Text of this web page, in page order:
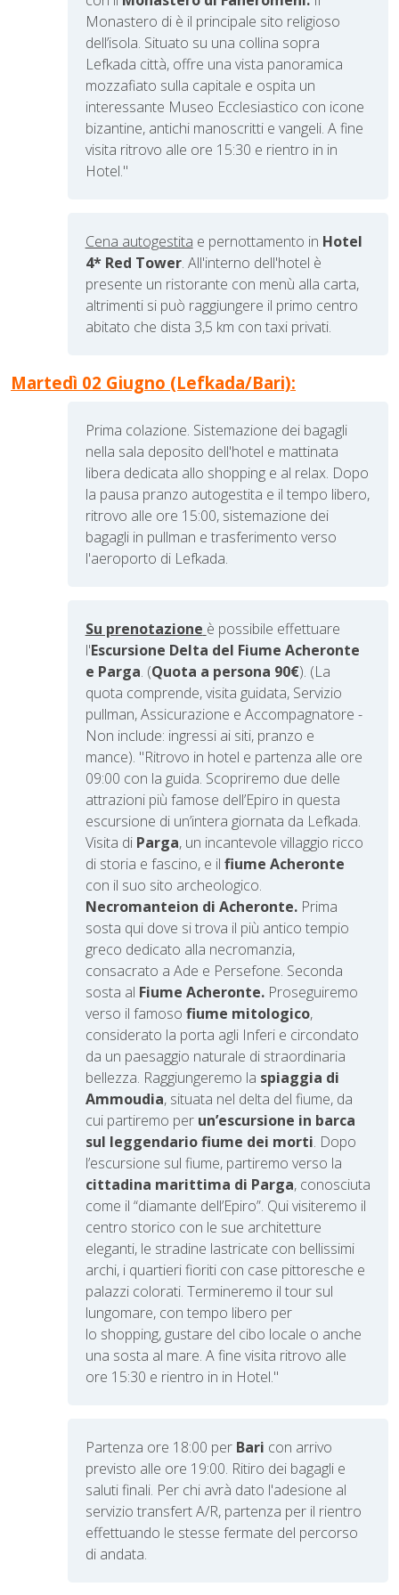
Monastero di è il principale sito religioso
dell’isola. Situato su una collina sopra
Lefkada città, offre una vista panoramica
mozzafiato sulla capitale e ospita un
interessante Museo Ecclesiastico con icone
bizantine, antichi manoscritti e vangeli. A fine
visita ritrovo alle ore 15:30 e rientro in in
Hotel."
Cena autogestita e pernottamento in Hotel
4* Red Tower. All'interno dell'hotel è
presente un ristorante con menù alla carta,
altrimenti si può raggiungere il primo centro
abitato che dista 3,5 km con taxi privati.
Martedì 02 Giugno (Lefkada/Bari):
Prima colazione. Sistemazione dei bagagli
nella sala deposito dell'hotel e mattinata
libera dedicata allo shopping e al relax. Dopo
la pausa pranzo autogestita e il tempo libero,
ritrovo alle ore 15:00, sistemazione dei
bagagli in pullman e trasferimento verso
l'aeroporto di Lefkada.
Su prenotazione è possibile effettuare
l'Escursione Delta del Fiume Acheronte
e Parga. (Quota a persona 90€). (La
quota comprende, visita guidata, Servizio
pullman, Assicurazione e Accompagnatore -
Non include: ingressi ai siti, pranzo e
mance). "Ritrovo in hotel e partenza alle ore
09:00 con la guida. Scopriremo due delle
attrazioni più famose dell’Epiro in questa
escursione di un’intera giornata da Lefkada.
Visita di Parga, un incantevole villaggio ricco
di storia e fascino, e il fiume Acheronte
con il suo sito archeologico.
Necromanteion di Acheronte. Prima
sosta qui dove si trova il più antico tempio
greco dedicato alla necromanzia,
consacrato a Ade e Persefone. Seconda
sosta al Fiume Acheronte.Proseguiremo
verso il famoso fiume mitologico,
considerato la porta agli Inferi e circondato
da un paesaggio naturale di straordinaria
bellezza. Raggiungeremo la spiaggia di
Ammoudia, situata nel delta del fiume, da
cui partiremo per un’escursione in barca
sul leggendario fiume dei morti. Dopo
l’escursione sul fiume, partiremo verso la
cittadina marittima di Parga, conosciuta
come il “diamante dell’Epiro”. Qui visiteremo il
centro storico con le sue architetture
eleganti, le stradine lastricate con bellissimi
archi, i quartieri fioriti con case pittoresche e
palazzi colorati. Termineremo il tour sul
lungomare, con tempo libero per
lo shopping, gustare del cibo locale o anche
una sosta al mare. A fine visita ritrovo alle
ore 15:30 e rientro in in Hotel."
Partenza ore 18:00 per Bari con arrivo
previsto alle ore 19:00. Ritiro dei bagagli e
saluti finali. Per chi avrà dato l'adesione al
servizio transfert A/R, partenza per il rientro
effettuando le stesse fermate del percorso
di andata.